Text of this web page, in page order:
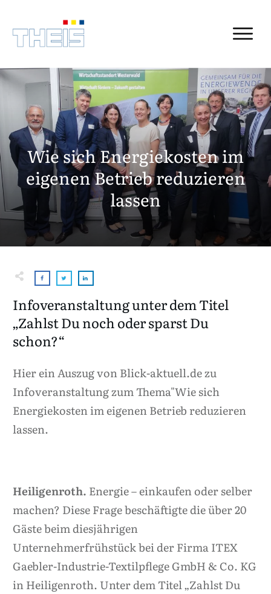
Wie sich Energiekosten im
eigenen Betrieb reduzieren
lassen
Infoveranstaltung unter dem Titel
„Zahlst Du noch oder sparst Du
schon?“
Hier ein Auszug vonBlick-aktuell.dezu
Infoveranstaltung zum Thema"Wie sich
Energiekosten im eigenen Betrieb reduzieren
lassen.
Heiligenroth. Energie – einkaufen oder selber
machen? Diese Frage beschäftigte die über 20
Gäste beim diesjährigen
Unternehmerfrühstück bei der Firma ITEX
Gaebler-Industrie-Textilpflege GmbH & Co. KG
in Heiligenroth. Unter dem Titel „Zahlst Du